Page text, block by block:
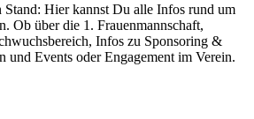
Stand: Hier kannst Du alle Infos rund um
Ob über die 1. Frauenmannschaft,
Infos zu Sponsoring &
und Events oder Engagement im Verein.